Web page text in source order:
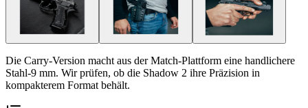
Die Carry-Version macht aus der Match-Plattform eine handlichere
Stahl-9 mm. Wir prüfen, ob die Shadow 2 ihre Präzision in
kompakterem Format behält.